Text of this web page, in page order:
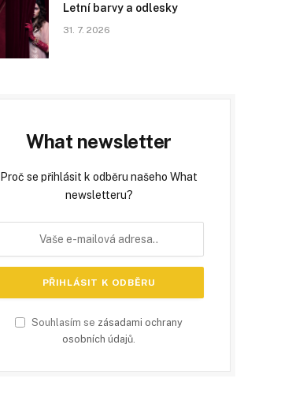
Letní barvy a odlesky
31. 7. 2026
What newsletter
Proč se přihlásit k odběru našeho What
newsletteru?
Souhlasím se zásadami ochrany
osobních údajů